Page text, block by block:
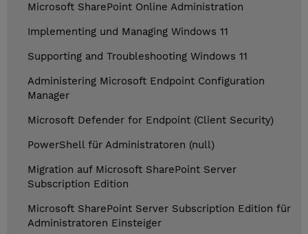
Microsoft SharePoint Online Administration
Implementing und Managing Windows 11
Supporting and Troubleshooting Windows 11
Administering Microsoft Endpoint Configuration
Manager
Microsoft Defender for Endpoint (Client Security)
PowerShell für Administratoren (null)
Migration auf Microsoft SharePoint Server
Subscription Edition
Microsoft SharePoint Server Subscription Edition für
Administratoren Einsteiger